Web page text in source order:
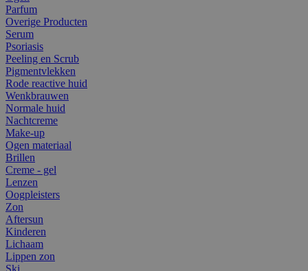
Parfum
Overige Producten
Serum
Psoriasis
Peeling en Scrub
Pigmentvlekken
Rode reactive huid
Wenkbrauwen
Normale huid
Nachtcreme
Make-up
Ogen materiaal
Brillen
Creme - gel
Lenzen
Oogpleisters
Zon
Aftersun
Kinderen
Lichaam
Lippen zon
Ski